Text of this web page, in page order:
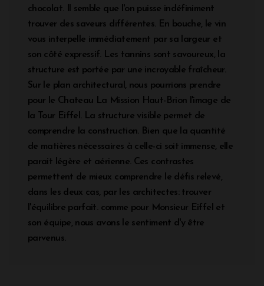
chocolat. Il semble que l'on puisse indéfiniment
trouver des saveurs différentes. En bouche, le vin
vous interpelle immédiatement par sa largeur et
son côté expressif. Les tannins sont savoureux, la
structure est portée par une incroyable fraîcheur.
Sur le plan architectural, nous pourrions prendre
pour le Chateau La Mission Haut-Brion l'image de
la Tour Eiffel. La structure visible permet de
comprendre la construction. Bien que la quantité
de matières nécessaires à celle-ci soit immense, elle
parait légère et aérienne. Ces contrastes
permettent de mieux comprendre le défis relevé,
dans les deux cas, par les architectes: trouver
l'équilibre parfait. comme pour Monsieur Eiffel et
son équipe, nous avons le sentiment d'y être
parvenus.